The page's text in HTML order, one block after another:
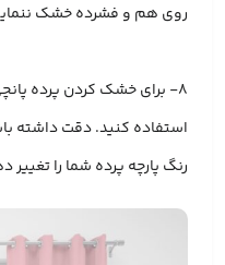
روی هم و فشرده خشک
۸- برای خشک کردن پرده
استفاده کنید. دقت داشته
رنگ پارچه پرده شما را تغییر